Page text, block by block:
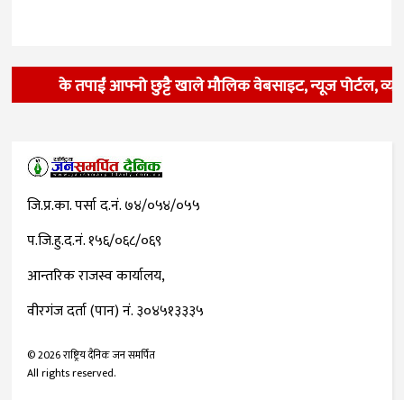
के तपाईं आफ्नो छुट्टै खाले मौलिक वेबसाइट, न्यूज पोर्टल,
जि.प्र.का. पर्सा द.नं. ७४/०५४/०५५
प.जि.हु.द.नं. १५६/०६८/०६९
आन्तरिक राजस्व कार्यालय,
वीरगंज दर्ता (पान) नं. ३०४५१३३३५
©2026राष्ट्रिय दैनिक जन समर्पित
All rights reserved.